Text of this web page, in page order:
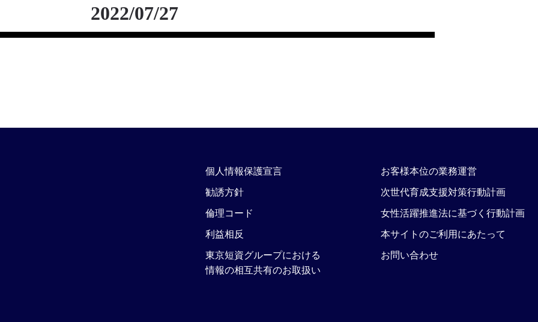
2022/07/27
個人情報保護宣言
勧誘方針
倫理コード
利益相反
東京短資グループにおける
情報の相互共有のお取扱い
お客様本位の業務運営
次世代育成支援対策行動計画
女性活躍推進法に基づく行動計画
本サイトのご利用にあたって
お問い合わせ